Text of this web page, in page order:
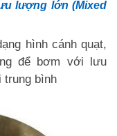
lượng lớn (Mixed
hình cánh quạt,
để bơm với lưu
bình